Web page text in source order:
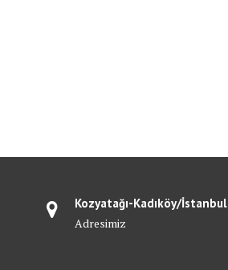
Kozyatağı-Kadıköy/İstanbul
Adresimiz